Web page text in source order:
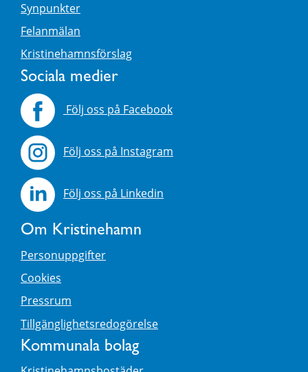
Synpunkter
Felanmälan
Kristinehamnsförslag
Sociala medier
Följ oss på Facebook
Följ oss på Instagram
Följ oss på Linkedin
Om Kristinehamn
Personuppgifter
Cookies
Pressrum
Tillgänglighetsredogörelse
Kommunala bolag